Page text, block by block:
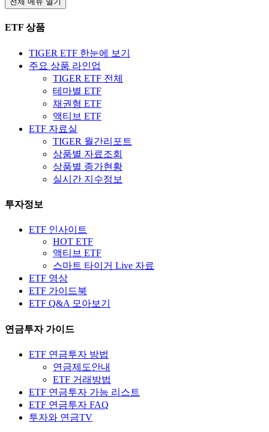
ETF 상품
TIGER ETF 한눈에 보기
주요 상품 라인업
TIGER ETF 전체
테마별 ETF
채권형 ETF
액티브 ETF
ETF 자료실
TIGER 월간리포트
상품별 자료조회
상품별 종가현황
실시간 지수정보
투자정보
ETF 인사이트
HOT ETF
액티브 ETF
스마트 타이거 Live 자료
ETF 영상
ETF 가이드북
ETF Q&A 모아보기
연금투자 가이드
ETF 연금투자 방법
연금제도안내
ETF 거래방법
ETF 연금투자 가능 리스트
ETF 연금투자 FAQ
투자와 연금TV